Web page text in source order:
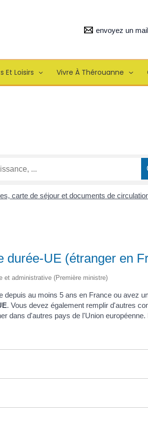
envoyez un mail
Et Loisirs Vivre À Thérouanne
carte de séjour et documents de
durée-UE (étranger en
et administrative (Première ministre)
depuis au moins 5 ans en France ou avez
. Vous devez également remplir d'autres
dans d'autres pays de l'Union